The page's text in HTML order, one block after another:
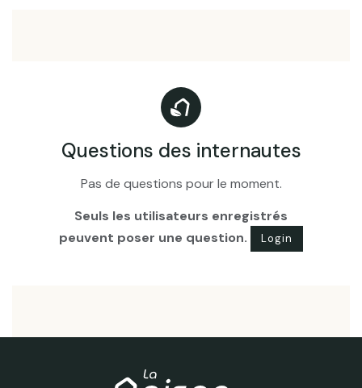
Questions des internautes
Pas de questions pour le moment.
Seuls les utilisateurs enregistrés
peuvent poser une question.
Login